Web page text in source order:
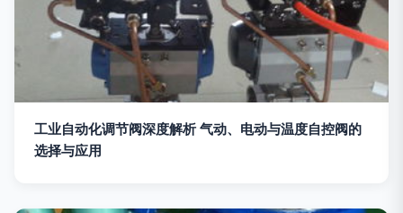
工业自动化调节阀深度解析 气动、电动与温度自控阀的
选择与应用